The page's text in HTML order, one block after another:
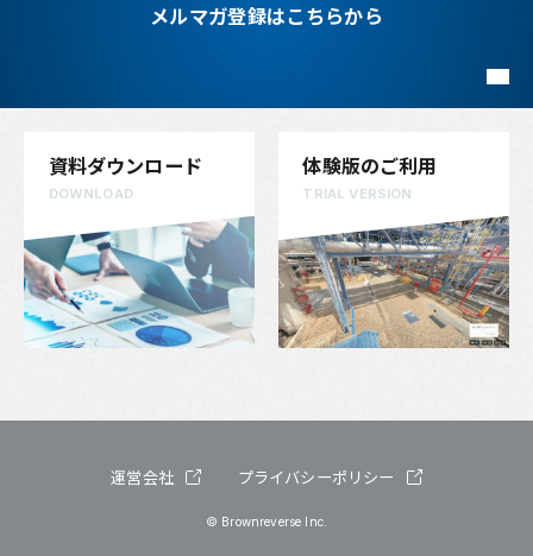
メルマガ登録はこちらから
資料ダウンロード
DOWNLOAD
体験版のご利用
TRIAL VERSION
運営会社 プライバシーポリシー
© Brownreverse Inc.